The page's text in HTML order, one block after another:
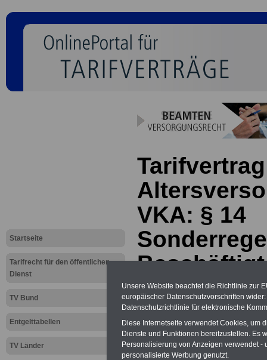
Startseite
Tarifrecht für den öffentlichen
Dienst
TV Bund
Entgelttabellen
TV Länder
Tarifvertrag
VKA: § 14
versichert
Unsere Website beachtet die Richtlinie zur
europäischer Datenschutzvorschriften
Datenschutzrichtlinie für elektronische
Diese Internetseite verwendet Cookies, um
Dienste und Funktionen bereitzustellen. Es
Personalisierung von Anzeigen verwendet
personalisierte Werbung genutzt.